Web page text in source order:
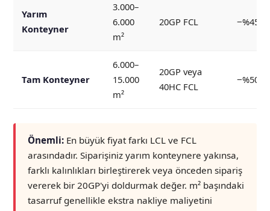
Yarım
Konteyner
3.000–
6.000
m²
20GP FCL −%45
Tam Konteyner
6.000–
15.000
m²
20GP veya
40HC FCL
−%50
Önemli: En büyük fiyat farkı LCL ve FCL
arasındadır. Siparişiniz yarım konteynere yakınsa,
farklı kalınlıkları birleştirerek veya önceden sipariş
vererek bir 20GP'yi doldurmak değer. m² başındaki
tasarruf genellikle ekstra nakliye maliyetini